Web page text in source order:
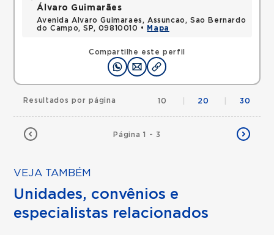
Compartilhe este perfil
Álvaro Guimarães
Avenida Alvaro Guimaraes, Assuncao, Sao Bernardo
do Campo, SP, 09810010 •
Mapa
Página 1 - 3
Resultados por página 10 20 30
VEJA TAMBÉM
Unidades, convênios e
especialistas relacionados